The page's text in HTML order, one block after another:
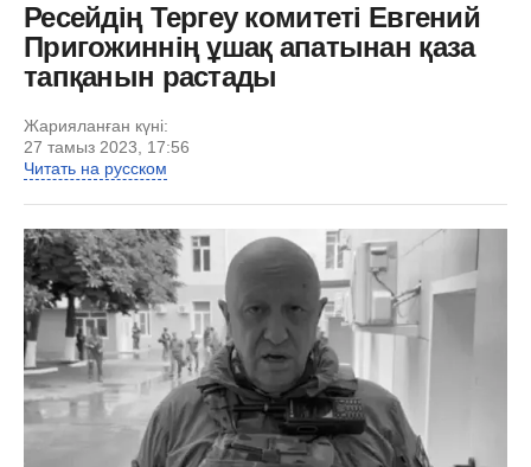
Ресейдің Тергеу комитеті Евгений
Пригожиннің ұшақ апатынан қаза
тапқанын растады
Жарияланған күні:
27 тамыз 2023, 17:56
Читать на русском